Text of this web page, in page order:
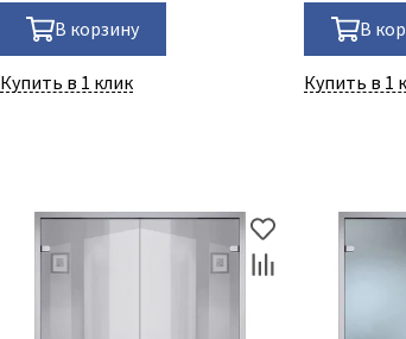
В корзину
Купить в 1 клик
В
Купить в 1